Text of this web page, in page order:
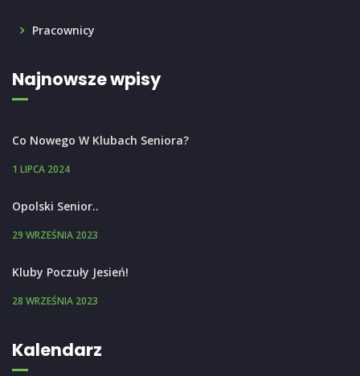
Pracownicy
Najnowsze wpisy
Co Nowego W Klubach Seniora?
1 LIPCA 2024
Opolski Senior..
29 WRZEŚNIA 2023
Kluby Poczuły Jesień!
28 WRZEŚNIA 2023
Kalendarz